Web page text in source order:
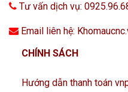
Tư vấn dịch vụ:
Email liên hệ:
CHÍNH SÁCH
Hướng dẫn thanh toán